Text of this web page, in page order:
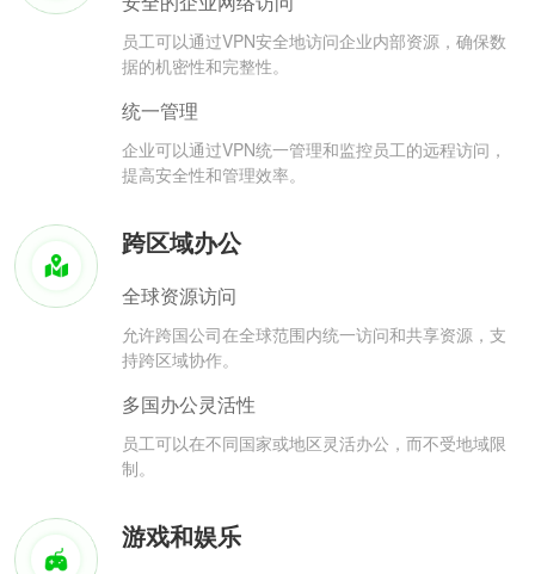
员工可以通过VPN安全地访问企业内部资源，确保数
据的机密性和完整性。
统一管理
企业可以通过VPN统一管理和监控员工的远程访问，
提高安全性和管理效率。
跨区域办公
全球资源访问
允许跨国公司在全球范围内统一访问和共享资源，支
持跨区域协作。
多国办公灵活性
员工可以在不同国家或地区灵活办公，而不受地域限
制。
游戏和娱乐